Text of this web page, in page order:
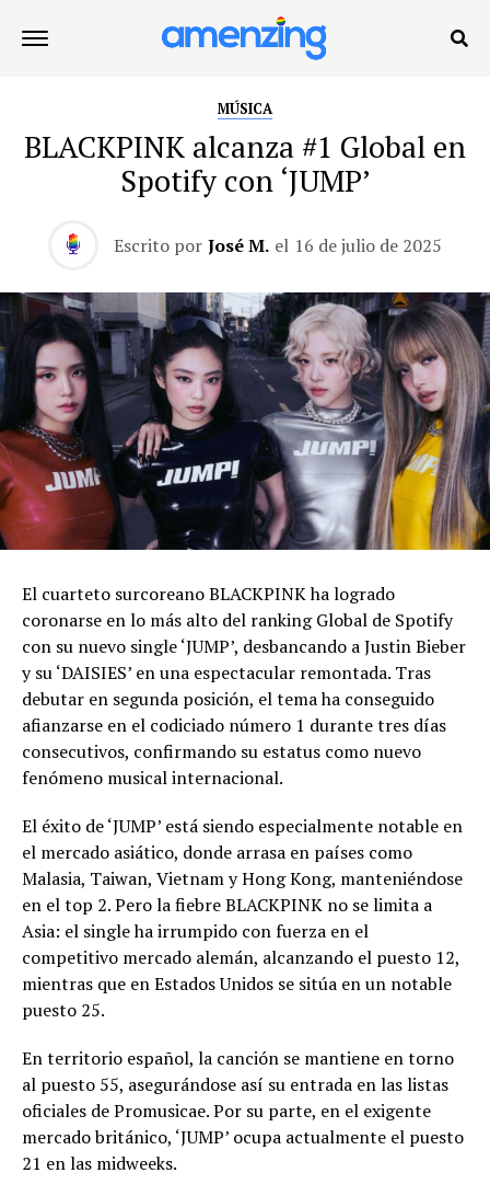
MÚSICA
BLACKPINK alcanza #1 Global en
Spotify con ‘JUMP’
Escrito por José M. el 16 de julio de 2025
El cuarteto surcoreano BLACKPINK ha logrado
coronarse en lo más alto del ranking Global de Spotify
con su nuevo single ‘JUMP’, desbancando a Justin Bieber
y su ‘DAISIES’ en una espectacular remontada. Tras
debutar en segunda posición, el tema ha conseguido
afianzarse en el codiciado número 1 durante tres días
consecutivos, confirmando su estatus como nuevo
fenómeno musical internacional.
El éxito de ‘JUMP’ está siendo especialmente notable en
el mercado asiático, donde arrasa en países como
Malasia, Taiwan, Vietnam y Hong Kong, manteniéndose
en el top 2. Pero la fiebre BLACKPINK no se limita a
Asia: el single ha irrumpido con fuerza en el
competitivo mercado alemán, alcanzando el puesto 12,
mientras que en Estados Unidos se sitúa en un notable
puesto 25.
En territorio español, la canción se mantiene en torno
al puesto 55, asegurándose así su entrada en las listas
oficiales de Promusicae. Por su parte, en el exigente
mercado británico, ‘JUMP’ ocupa actualmente el puesto
21 en las midweeks.